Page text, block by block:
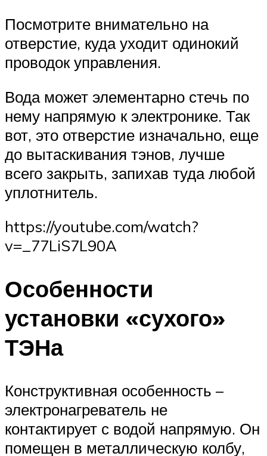
Посмотрите внимательно на
отверстие, куда уходит одинокий
проводок управления.
Вода может элементарно стечь по
нему напрямую к электронике. Так
вот, это отверстие изначально, еще
до вытаскивания тэнов, лучше
всего закрыть, запихав туда любой
уплотнитель.
https://youtube.com/watch?
v=_77LiS7L90A
Особенности
установки «сухого»
ТЭНа
Конструктивная особенность –
электронагреватель не
контактирует с водой напрямую. Он
помещен в металлическую колбу,